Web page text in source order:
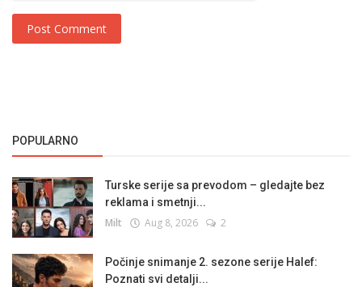
Post Comment
POPULARNO
Turske serije sa prevodom – gledajte bez
reklama i smetnji...
Milt Aug 8, 2026 2
Počinje snimanje 2. sezone serije Halef:
Poznati svi detalji...